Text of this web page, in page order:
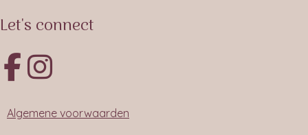
Let's connect
Algemene voorwaarden